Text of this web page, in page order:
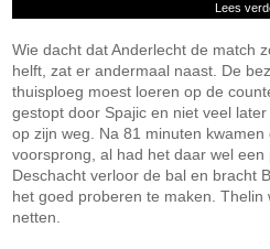
Lees
Wie dacht dat Anderlecht de match
helft, zat er andermaal naast. De
thuisploeg moest loeren op de
gestopt door Spajic en niet veel
op zijn weg. Na 81 minuten
voorsprong, al had het daar wel een
Deschacht verloor de bal en bracht
het goed proberen te maken.
netten.